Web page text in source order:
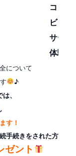
コン
ビン
サー
体験
について
♪
、
す！
手続きをされた方に
ゼント